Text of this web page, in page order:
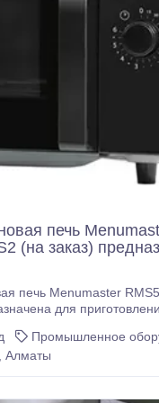
1 Размеры камеры
хлебная форма №7
режим от 20 до 270 °С
печь
(на заказ)
печь Menumaster
для
просто в
подготовки
Промышленное
Алматы